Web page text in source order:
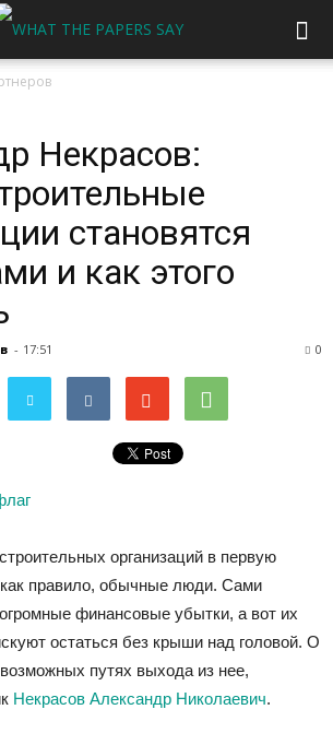
Некрасов:
становятся
и как этого
- 17:51 0
организаций в первую
правило, обычные люди. Сами
финансовые убытки, а вот их
остаться без крыши над головой. О
путях выхода из нее,
Некрасов Александр Николаевич.